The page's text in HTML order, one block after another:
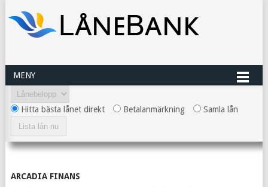
MENY
Hitta bästa lånet direkt Betalanmärkning Samla lån
ARCADIA FINANS